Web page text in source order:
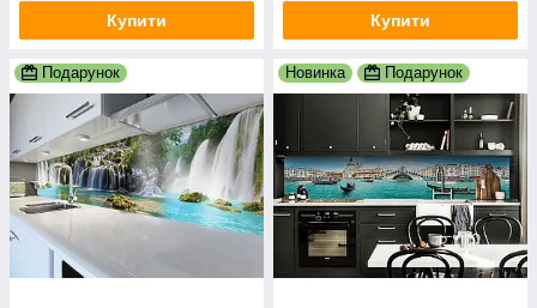
Купити Купити
Подарунок Новинка Подарунок